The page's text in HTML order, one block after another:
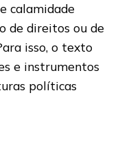
calamidade
de direitos ou de
isso, o texto
e instrumentos
políticas